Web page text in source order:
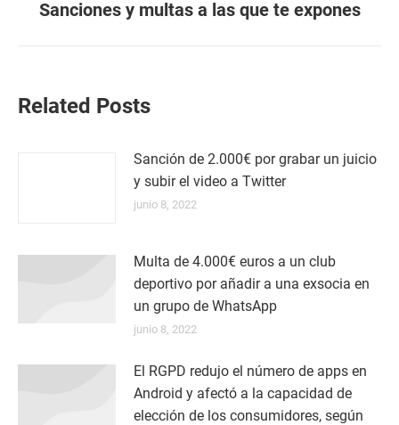
siguiente:
Sanciones y multas a las que te expones
Related Posts
Sanción de 2.000€ por grabar un juicio
y subir el video a Twitter
junio 8, 2022
Multa de 4.000€ euros a un club
deportivo por añadir a una exsocia en
un grupo de WhatsApp
junio 8, 2022
El RGPD redujo el número de apps en
Android y afectó a la capacidad de
elección de los consumidores, según